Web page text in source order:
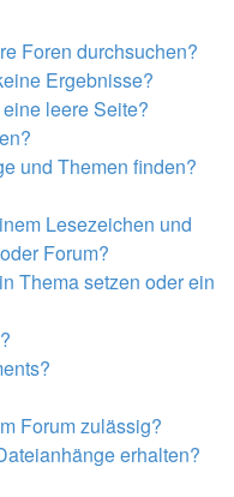
Foren durchsuchen?
Ergebnisse?
leere Seite?
und Themen finden?
Lesezeichen und
Forum?
Thema setzen oder ein
Forum zulässig?
erhalten?